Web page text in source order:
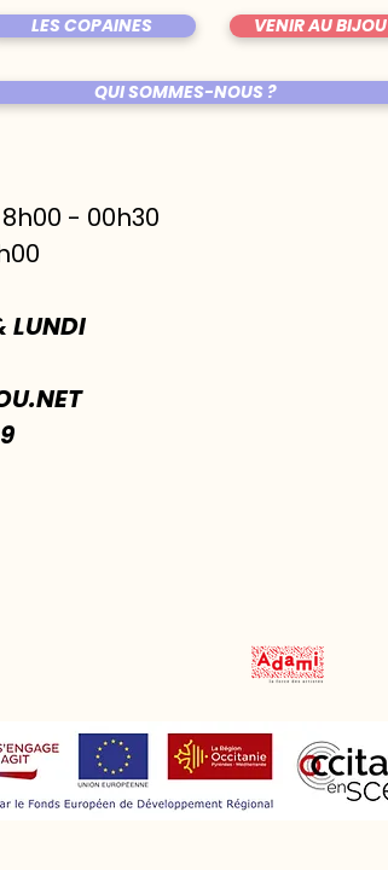
LES COPAINES VENIR AU BIJOU
QUI SOMMES-NOUS ?
- 00h30
LUNDI